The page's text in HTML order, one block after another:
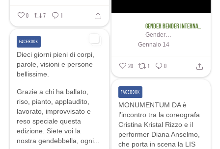
0 7 1
Gender Bender International Festival
Gender Bender International Festival
Gennaio 14
20 1 0
Dieci giorni pieni di corpi,
parole, visioni e persone
bellissime.
Grazie a chi ha ballato,
riso, pianto, applaudito,
lavorato, improvvisato e
reso speciale questa
edizione. Siete voi la
nostra gendebbella, ogni...
FACEBOOK
MONUMENTUM DA è
l’incontro tra la coreografa
Cristina Kristal Rizzo e il
performer Diana Anselmo,
che porta in scena la LIS
FACEBOOK